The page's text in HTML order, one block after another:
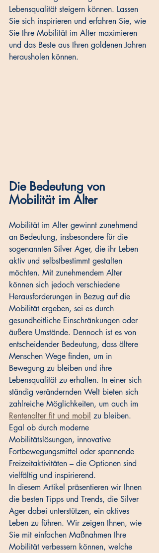
Lebensqualität steigern können. Lassen
Sie sich inspirieren und erfahren Sie, wie
Sie Ihre Mobilität im Alter maximieren
und das Beste aus Ihren goldenen Jahren
herausholen können.
Die Bedeutung von
Mobilität im Alter
Mobilität im Alter gewinnt zunehmend
an Bedeutung, insbesondere für die
sogenannten Silver Ager, die ihr Leben
aktiv und selbstbestimmt gestalten
möchten. Mit zunehmendem Alter
können sich jedoch verschiedene
Herausforderungen in Bezug auf die
Mobilität ergeben, sei es durch
gesundheitliche Einschränkungen oder
äußere Umstände. Dennoch ist es von
entscheidender Bedeutung, dass ältere
Menschen Wege finden, um in
Bewegung zu bleiben und ihre
Lebensqualität zu erhalten. In einer sich
ständig verändernden Welt bieten sich
zahlreiche Möglichkeiten, um auch im
Rentenalter fit und mobil zu bleiben.
Egal ob durch moderne
Mobilitätslösungen, innovative
Fortbewegungsmittel oder spannende
Freizeitaktivitäten – die Optionen sind
vielfältig und inspirierend.
In diesem Artikel präsentieren wir Ihnen
die besten Tipps und Trends, die Silver
Ager dabei unterstützen, ein aktives
Leben zu führen. Wir zeigen Ihnen, wie
Sie mit einfachen Maßnahmen Ihre
Mobilität verbessern können, welche